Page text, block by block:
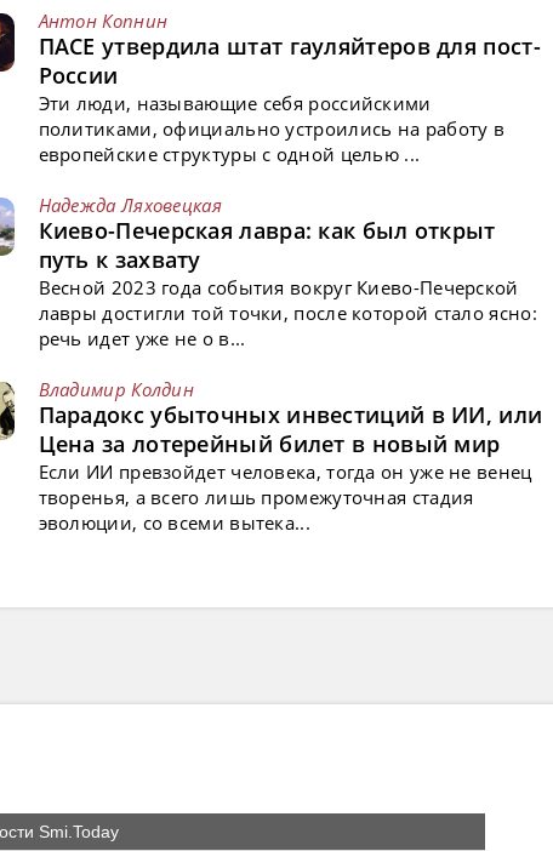
Антон Копнин
ПАСЕ утвердила штат гауляйтеров для пост-
России
Эти люди, называющие себя российскими
политиками, официально устроились на работу в
европейские структуры с одной целью ...
Надежда Ляховецкая
Киево-Печерская лавра: как был открыт
путь к захвату
Весной 2023 года события вокруг Киево-Печерской
лавры достигли той точки, после которой стало ясно:
речь идет уже не о в...
Владимир Колдин
Парадокс убыточных инвестиций в ИИ, или
Цена за лотерейный билет в новый мир
Если ИИ превзойдет человека, тогда он уже не венец
творенья, а всего лишь промежуточная стадия
эволюции, со всеми вытека...